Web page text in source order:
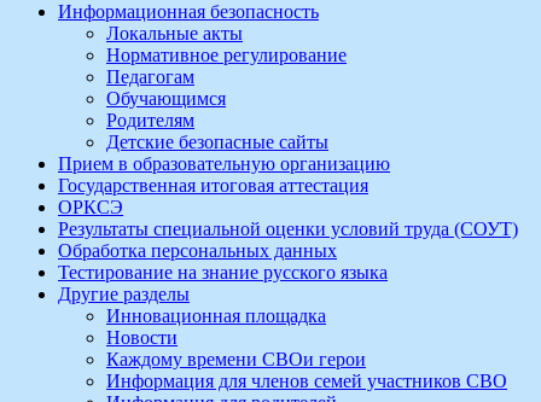
Информационная безопасность
Локальные акты
Нормативное регулирование
Педагогам
Обучающимся
Родителям
Детские безопасные сайты
Прием в образовательную организацию
Государственная итоговая аттестация
ОРКСЭ
Результаты специальной оценки условий труда (СОУТ)
Обработка персональных данных
Тестирование на знание русского языка
Другие разделы
Инновационная площадка
Новости
Каждому времени СВОи герои
Информация для членов семей участников СВО